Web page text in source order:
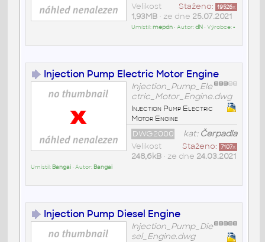
Staženo: 19526x
Velikost
1,93MB• ze dne 25.07.2021
Umístil:mepdn• Autor:dN• Výrobce:-
Injection Pump Electric Motor Engine
Injection_Pump_Ele
ctric_Motor_Engine.dwg
Injection Pump Electric
Motor Engine
kat: Čerpadla
DWG2000
Staženo: 7107x
Velikost
248,6kB• ze dne 24.03.2021
Umístil: Bangai• Autor: Bangai
Injection Pump Diesel Engine
Injection_Pump_Die
sel_Engine.dwg